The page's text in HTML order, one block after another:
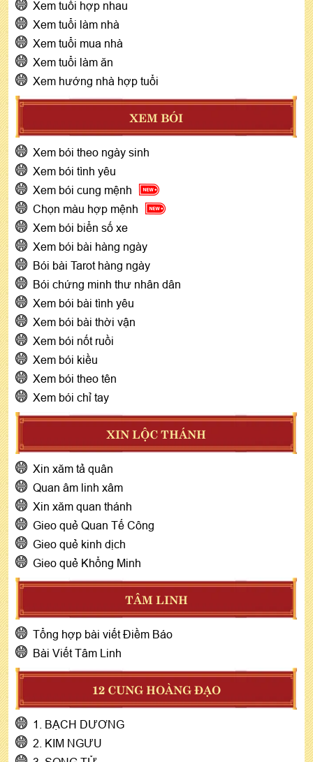
Xem tuổi hợp nhau
Xem tuổi làm nhà
Xem tuổi mua nhà
Xem tuổi làm ăn
Xem hướng nhà hợp tuổi
XEM BÓI
Xem bói theo ngày sinh
Xem bói tình yêu
Xem bói cung mệnh
Chọn màu hợp mệnh
Xem bói biển số xe
Xem bói bài hàng ngày
Bói bài Tarot hàng ngày
Bói chứng minh thư nhân dân
Xem bói bài tình yêu
Xem bói bài thời vận
Xem bói nốt ruồi
Xem bói kiều
Xem bói theo tên
Xem bói chỉ tay
XIN LỘC THÁNH
Xin xăm tả quân
Quan âm linh xâm
Xin xăm quan thánh
Gieo quẻ Quan Tế Công
Gieo quẻ kinh dịch
Gieo quẻ Khổng Minh
TÂM LINH
Tổng hợp bài viết Điềm Báo
Bài Viết Tâm Linh
12 CUNG HOÀNG ĐẠO
1. BẠCH DƯƠNG
2. KIM NGƯU